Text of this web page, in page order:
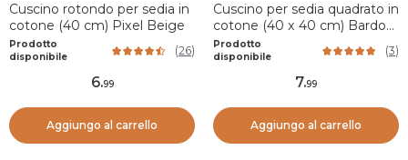
Cuscino rotondo per sedia in
cotone (40 cm) Pixel Beige
Prodotto
disponibile
(26)
6.99
Aggiungo al carrello
Cuscino per sedia quadrato in
cotone (40 x 40 cm) Bardot
Beige
Prodotto
disponibile
(3)
7.99
Aggiungo al carrello